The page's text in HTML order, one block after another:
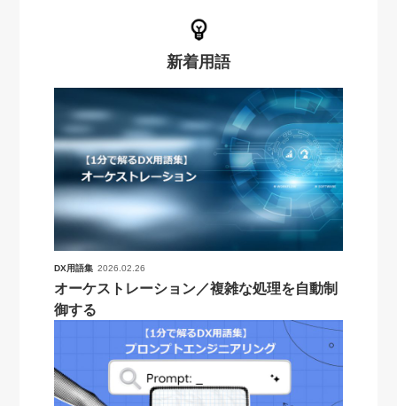
新着用語
DX用語集 2026.02.26
オーケストレーション／複雑な処理を自動制
御する